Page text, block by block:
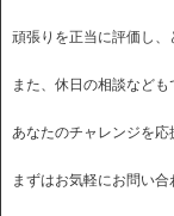
頑張りを正当に評価し、
また、休日の相談なども
あなたのチャレンジを応
まずはお気軽にお問い合